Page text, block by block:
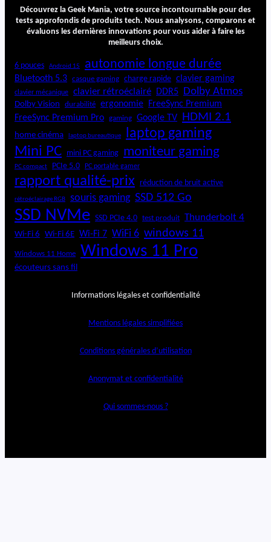
a
l
l
l
l
e
n
I
Découvrez la Geek Mania, votre source incontournable pour des
tests approfondis de produits tech. Nous analysons, comparons et
évaluons les dernières innovations pour vous aider à faire les
meilleurs choix.
6 pouces Android 15 autonomie longue durée
Bluetooth 5.3 casque gaming charge rapide clavier gaming
clavier mécanique clavier rétroéclairé DDR5 Dolby Atmos
Dolby Vision durabilité ergonomie
FreeSync Premium
FreeSync Premium Pro
gaming Google TV HDMI 2.1
home cinéma laptop bureautique laptop gaming
Mini PC mini PC gaming moniteur gaming
PC compact PCIe 5.0 PC portable gamer
rapport qualité-prix réduction de bruit active
rétroéclairage RGB souris gaming SSD 512 Go
SSD NVMe SSD PCIe 4.0 test produit Thunderbolt 4
Wi-Fi 6 Wi-Fi 6E Wi-Fi 7 WiFi 6 windows 11
Windows 11 Home Windows 11 Pro
écouteurs sans fil
Informations légales et confidentialité
Mentions légales simplifiées
Conditions générales d’utilisation
Anonymat et confidentialité
Qui sommes-nous ?